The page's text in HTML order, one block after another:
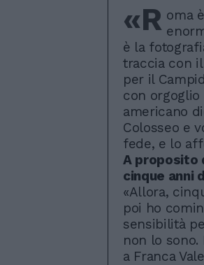
«R oma
è la
traccia con
per il
con
americano
Colosseo e
fede, e lo
A proposito
cinque anni
«Allora,
poi ho
sensibilità
non lo
a Franca